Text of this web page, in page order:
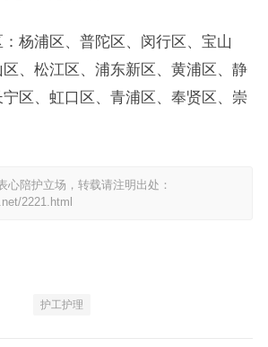
浦区、普陀区、闵行区、宝山
、松江区、浦东新区、黄浦区、静
区、虹口区、青浦区、奉贤区、崇
心陪护立场，转载请注明出处：
2221.html
护工护理